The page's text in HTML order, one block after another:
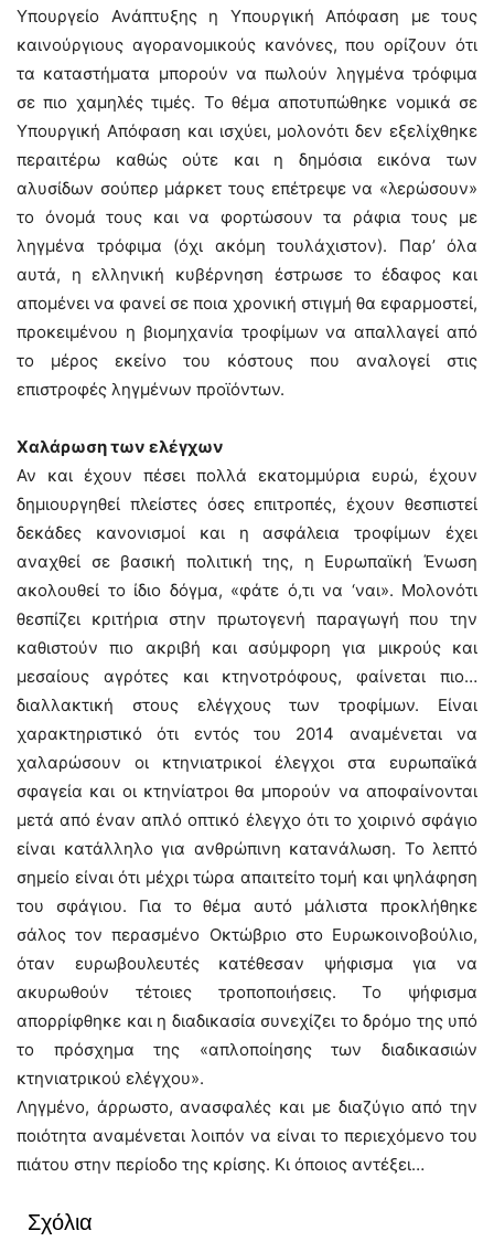
Υπουργείο Ανάπτυξης η Υπουργική Απόφαση με τους
καινούργιους αγορανομικούς κανόνες, που ορίζουν ότι
τα καταστήματα μπορούν να πωλούν ληγμένα τρόφιμα
σε πιο χαμηλές τιμές. Το θέμα αποτυπώθηκε νομικά σε
Υπουργική Απόφαση και ισχύει, μολονότι δεν εξελίχθηκε
περαιτέρω καθώς ούτε και η δημόσια εικόνα των
αλυσίδων σούπερ μάρκετ τους επέτρεψε να «λερώσουν»
το όνομά τους και να φορτώσουν τα ράφια τους με
ληγμένα τρόφιμα (όχι ακόμη τουλάχιστον). Παρ’ όλα
αυτά, η ελληνική κυβέρνηση έστρωσε το έδαφος και
απομένει να φανεί σε ποια χρονική στιγμή θα εφαρμοστεί,
προκειμένου η βιομηχανία τροφίμων να απαλλαγεί από
το μέρος εκείνο του κόστους που αναλογεί στις
επιστροφές ληγμένων προϊόντων.
Χαλάρωση των ελέγχων
Αν και έχουν πέσει πολλά εκατομμύρια ευρώ, έχουν
δημιουργηθεί πλείστες όσες επιτροπές, έχουν θεσπιστεί
δεκάδες κανονισμοί και η ασφάλεια τροφίμων έχει
αναχθεί σε βασική πολιτική της, η Ευρωπαϊκή Ένωση
ακολουθεί το ίδιο δόγμα, «φάτε ό,τι να ‘ναι». Μολονότι
θεσπίζει κριτήρια στην πρωτογενή παραγωγή που την
καθιστούν πιο ακριβή και ασύμφορη για μικρούς και
μεσαίους αγρότες και κτηνοτρόφους, φαίνεται πιο…
διαλλακτική στους ελέγχους των τροφίμων. Είναι
χαρακτηριστικό ότι εντός του 2014 αναμένεται να
χαλαρώσουν οι κτηνιατρικοί έλεγχοι στα ευρωπαϊκά
σφαγεία και οι κτηνίατροι θα μπορούν να αποφαίνονται
μετά από έναν απλό οπτικό έλεγχο ότι το χοιρινό σφάγιο
είναι κατάλληλο για ανθρώπινη κατανάλωση. Το λεπτό
σημείο είναι ότι μέχρι τώρα απαιτείτο τομή και ψηλάφηση
του σφάγιου. Για το θέμα αυτό μάλιστα προκλήθηκε
σάλος τον περασμένο Οκτώβριο στο Ευρωκοινοβούλιο,
όταν ευρωβουλευτές κατέθεσαν ψήφισμα για να
ακυρωθούν τέτοιες τροποποιήσεις. Το ψήφισμα
απορρίφθηκε και η διαδικασία συνεχίζει το δρόμο της υπό
το πρόσχημα της «απλοποίησης των διαδικασιών
κτηνιατρικού ελέγχου».
Ληγμένο, άρρωστο, ανασφαλές και με διαζύγιο από την
ποιότητα αναμένεται λοιπόν να είναι το περιεχόμενο του
πιάτου στην περίοδο της κρίσης. Κι όποιος αντέξει…
Σχόλια